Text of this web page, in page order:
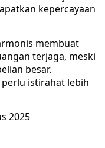
kepercayaan
membuat
terjaga, meski
besar.
perlu istirahat lebih
2025